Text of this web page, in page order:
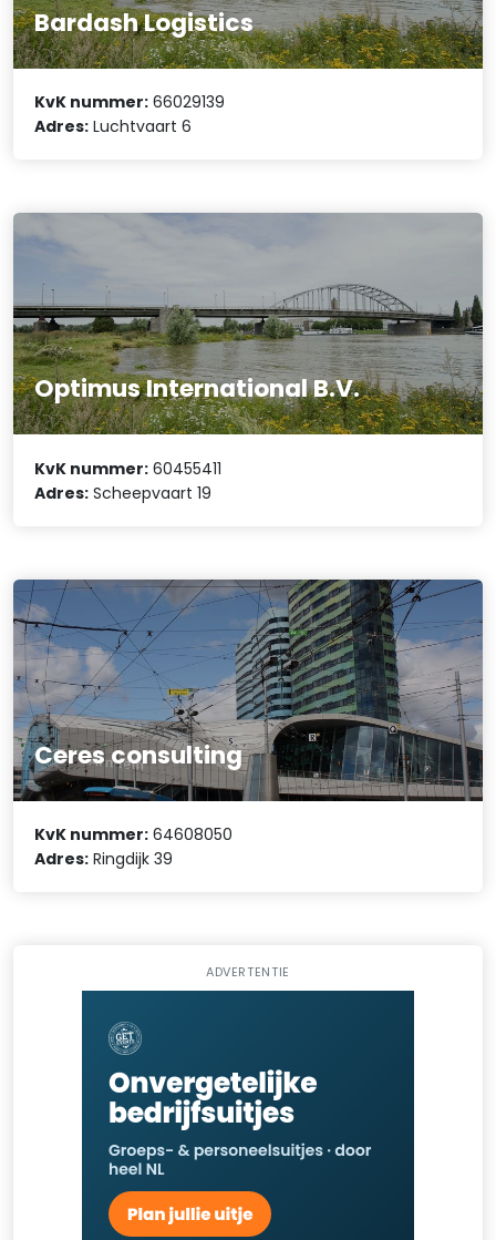
Bardash Logistics
KvK nummer: 66029139
Adres: Luchtvaart 6
Optimus International B.V.
KvK nummer: 60455411
Adres: Scheepvaart 19
Ceres consulting
KvK nummer: 64608050
Adres: Ringdijk 39
ADVERTENTIE